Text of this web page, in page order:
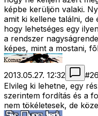
képbe kerüljön valaki.
amit ki kellene találni, de
hogy lehetséges egy
a rendszer
képes, mint a mostani,
2013.05.27. 12:32 #26
Elvileg ki lehetne, egy
szerintem fordítás és a
nem tökéletesek, de